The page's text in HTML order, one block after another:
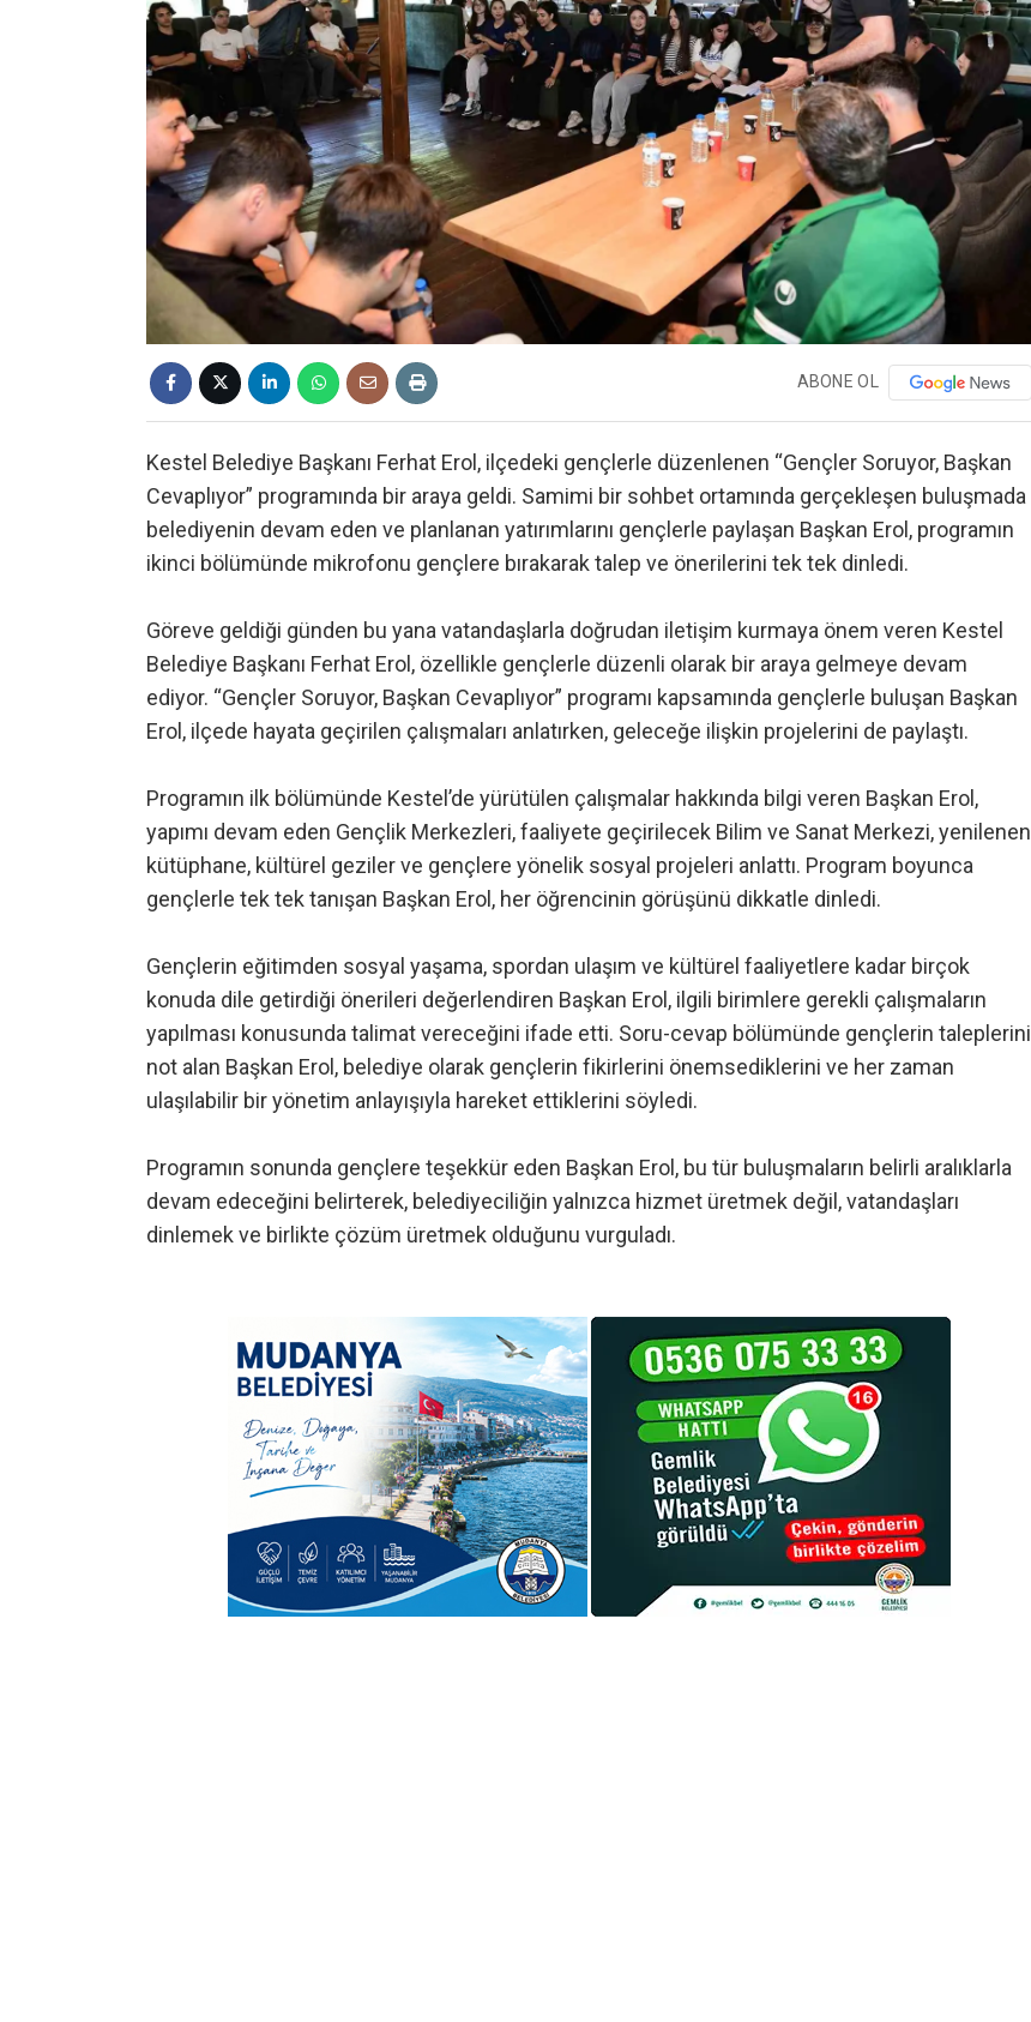
ABONE OL
Kestel Belediye Başkanı Ferhat Erol, ilçedeki gençlerle düzenlenen “Gençler Soruyor, Başkan
Cevaplıyor” programında bir araya geldi. Samimi bir sohbet ortamında gerçekleşen buluşmada
belediyenin devam eden ve planlanan yatırımlarını gençlerle paylaşan Başkan Erol, programın
ikinci bölümünde mikrofonu gençlere bırakarak talep ve önerilerini tek tek dinledi.
Göreve geldiği günden bu yana vatandaşlarla doğrudan iletişim kurmaya önem veren Kestel
Belediye Başkanı Ferhat Erol, özellikle gençlerle düzenli olarak bir araya gelmeye devam
ediyor. “Gençler Soruyor, Başkan Cevaplıyor” programı kapsamında gençlerle buluşan Başkan
Erol, ilçede hayata geçirilen çalışmaları anlatırken, geleceğe ilişkin projelerini de paylaştı.
Programın ilk bölümünde Kestel’de yürütülen çalışmalar hakkında bilgi veren Başkan Erol,
yapımı devam eden Gençlik Merkezleri, faaliyete geçirilecek Bilim ve Sanat Merkezi, yenilenen
kütüphane, kültürel geziler ve gençlere yönelik sosyal projeleri anlattı. Program boyunca
gençlerle tek tek tanışan Başkan Erol, her öğrencinin görüşünü dikkatle dinledi.
Gençlerin eğitimden sosyal yaşama, spordan ulaşım ve kültürel faaliyetlere kadar birçok
konuda dile getirdiği önerileri değerlendiren Başkan Erol, ilgili birimlere gerekli çalışmaların
yapılması konusunda talimat vereceğini ifade etti. Soru-cevap bölümünde gençlerin taleplerini
not alan Başkan Erol, belediye olarak gençlerin fikirlerini önemsediklerini ve her zaman
ulaşılabilir bir yönetim anlayışıyla hareket ettiklerini söyledi.
Programın sonunda gençlere teşekkür eden Başkan Erol, bu tür buluşmaların belirli aralıklarla
devam edeceğini belirterek, belediyeciliğin yalnızca hizmet üretmek değil, vatandaşları
dinlemek ve birlikte çözüm üretmek olduğunu vurguladı.